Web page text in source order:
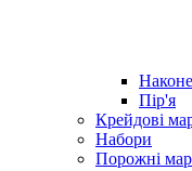
Пір'я
Крейдові
Набори
Порожні